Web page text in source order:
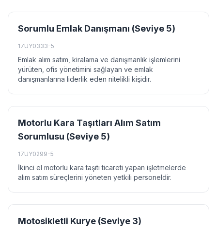
Sorumlu Emlak Danışmanı (Seviye 5)
17UY0333-5
Emlak alım satım, kiralama ve danışmanlık işlemlerini
yürüten, ofis yönetimini sağlayan ve emlak
danışmanlarına liderlik eden nitelikli kişidir.
Motorlu Kara Taşıtları Alım Satım
Sorumlusu (Seviye 5)
17UY0299-5
İkinci el motorlu kara taşıtı ticareti yapan işletmelerde
alım satım süreçlerini yöneten yetkili personeldir.
Motosikletli Kurye (Seviye 3)